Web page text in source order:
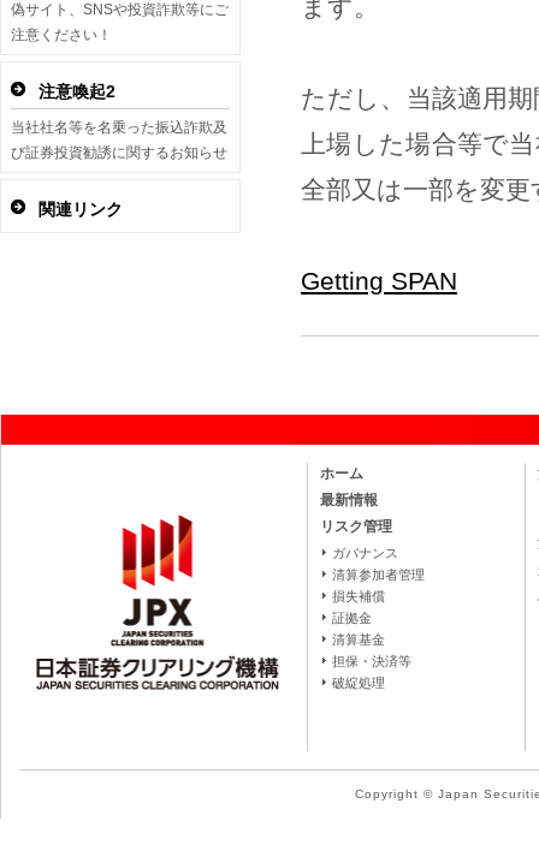
ます。
ただし、当該適用
上場した場合等で
全部又は一部を変
Getting SPAN
偽サイト、SNSや投資詐欺等にご
注意ください！
注意喚起2
当社社名等を名乗った振込詐欺及
び証券投資勧誘に関するお知らせ
関連リンク
ホーム
最新情報
リスク管理
ガバナンス
清算参加者管理
損失補償
証拠金
清算基金
担保・決済等
破綻処理
Copyright © Japan